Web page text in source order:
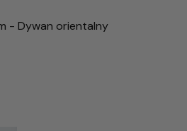
- Dywan orientalny